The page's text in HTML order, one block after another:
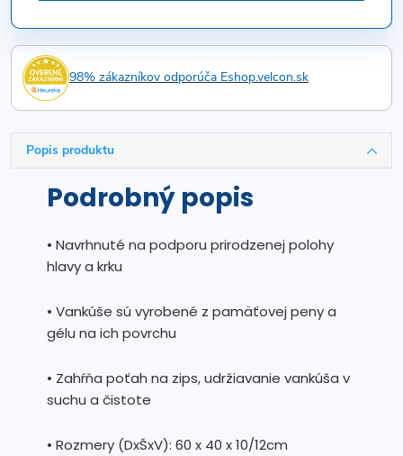
98% zákazníkov odporúča Eshop.velcon.sk
Popis produktu
Podrobný popis
• Navrhnuté na podporu prirodzenej polohy
hlavy a krku
• Vankúše sú vyrobené z pamäťovej peny a
gélu na ich povrchu
• Zahŕňa poťah na zips, udržiavanie vankúša v
suchu a čistote
• Rozmery (DxŠxV): 60 x 40 x 10/12cm